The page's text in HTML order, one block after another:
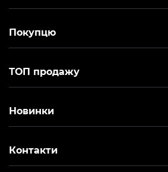
Покупцю
ТОП продажу
Новинки
Контакти